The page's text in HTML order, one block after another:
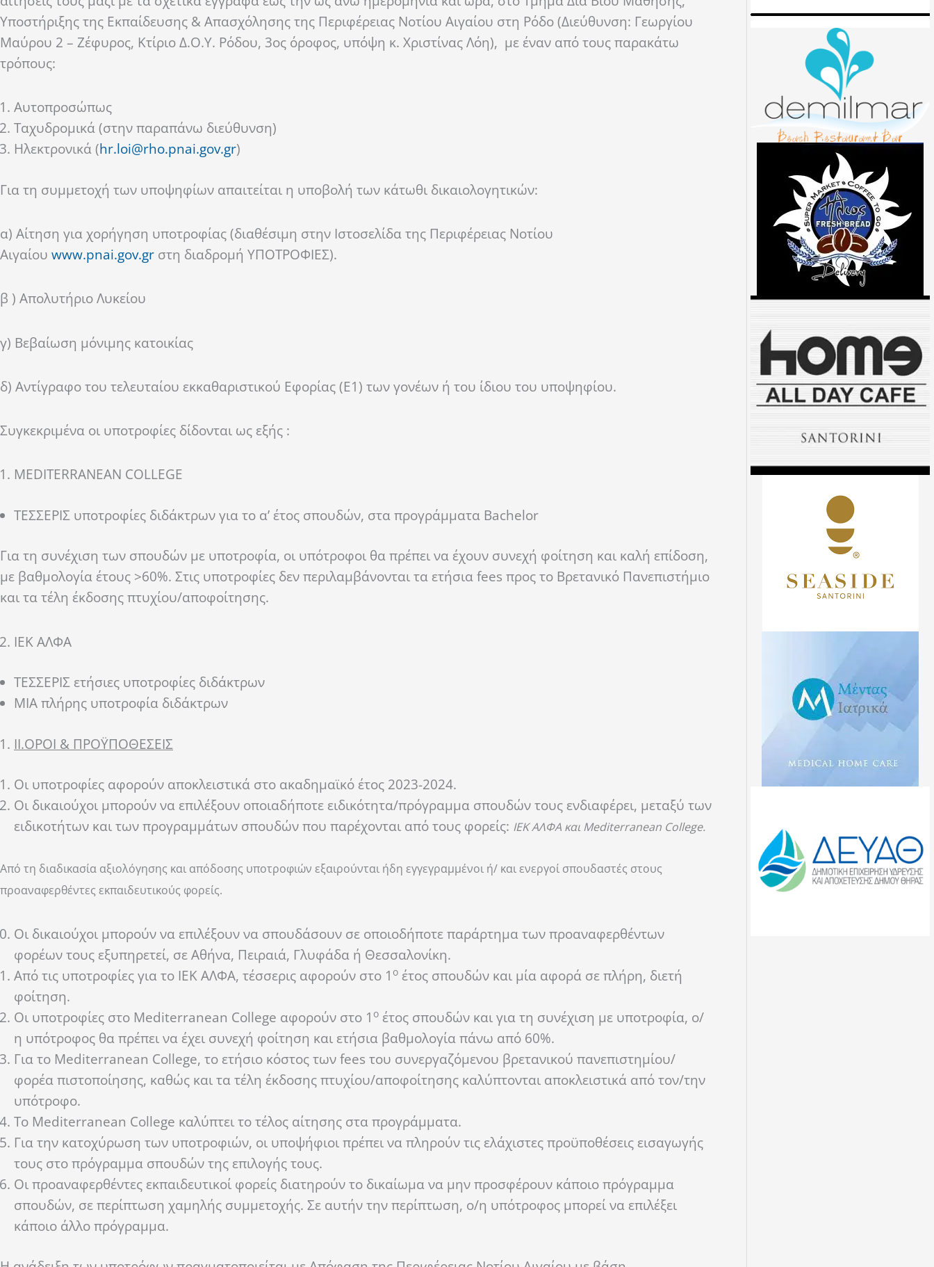
Υποστήριξης της Εκπαίδευσης & Απασχόλησης της Περιφέρειας Νοτίου Αιγαίου στη Ρόδο (Διεύθυνση: Γεωργίου
Μαύρου 2 – Ζέφυρος, Κτίριο Δ.Ο.Υ. Ρόδου, 3ος όροφος, υπόψη κ. Χριστίνας Λόη), με έναν από τους παρακάτω
τρόπους:
Αυτοπροσώπως
Ταχυδρομικά (στην παραπάνω διεύθυνση)
Ηλεκτρονικά (hr.loi@rho.pnai.gov.gr)
Για τη συμμετοχή των υποψηφίων απαιτείται η υποβολή των κάτωθι δικαιολογητικών:
α) Aίτηση για χορήγηση υποτροφίας (διαθέσιμη στην Ιστοσελίδα της Περιφέρειας Νοτίου
Αιγαίου www.pnai.gov.gr στη διαδρομή YΠΟΤΡΟΦΙΕΣ).
β ) Απολυτήριο Λυκείου
γ) Βεβαίωση μόνιμης κατοικίας
δ) Αντίγραφο του τελευταίου εκκαθαριστικού Εφορίας (Ε1) των γονέων ή του ίδιου του υποψηφίου.
Συγκεκριμένα οι υποτροφίες δίδονται ως εξής :
MEDITERRANEAN COLLEGE
ΤΕΣΣΕΡΙΣ υποτροφίες διδάκτρων για το α’ έτος σπουδών, στα προγράμματα Bachelor
Για τη συνέχιση των σπουδών με υποτροφία, οι υπότροφοι θα πρέπει να έχουν συνεχή φοίτηση και καλή επίδοση,
με βαθμολογία έτους >60%. Στις υποτροφίες δεν περιλαμβάνονται τα ετήσια fees προς το Βρετανικό Πανεπιστήμιο
και τα τέλη έκδοσης πτυχίου/αποφοίτησης.
ΙΕΚ ΑΛΦΑ
ΤΕΣΣΕΡΙΣ ετήσιες υποτροφίες διδάκτρων
ΜΙΑ πλήρης υποτροφία διδάκτρων
II.OΡΟΙ & ΠΡΟΫΠΟΘΕΣΕΙΣ
Οι υποτροφίες αφορούν αποκλειστικά στο ακαδημαϊκό έτος 2023-2024.
Οι δικαιούχοι μπορούν να επιλέξουν οποιαδήποτε ειδικότητα/πρόγραμμα σπουδών τους ενδιαφέρει, μεταξύ των
ειδικοτήτων και των προγραμμάτων σπουδών που παρέχονται από τους φορείς: ΙΕΚ ΑΛΦΑ καιMediterranean College.
Από τη διαδικασία αξιολόγησης και απόδοσης υποτροφιών εξαιρούνται ήδη εγγεγραμμένοι ή/ και ενεργοί σπουδαστές στους
προαναφερθέντες εκπαιδευτικούς φορείς.
Οι δικαιούχοι μπορούν να επιλέξουν να σπουδάσουν σε οποιοδήποτε παράρτημα των προαναφερθέντων
φορέων τους εξυπηρετεί, σε Αθήνα, Πειραιά, Γλυφάδα ή Θεσσαλονίκη.
Από τις υποτροφίες για το ΙΕΚ ΑΛΦΑ, τέσσερις αφορούν στο 1 ο έτος σπουδών και μία αφορά σε πλήρη, διετή
φοίτηση.
Οι υποτροφίες στο Mediterranean College αφορούν στο 1 ο έτος σπουδών και για τη συνέχιση με υποτροφία, ο/
η υπότροφος θα πρέπει να έχει συνεχή φοίτηση και ετήσια βαθμολογία πάνω από 60%.
Για το Mediterranean College, τo ετήσιο κόστος των fees του συνεργαζόμενου βρετανικού πανεπιστημίου/
φορέα πιστοποίησης, καθώς και τα τέλη έκδοσης πτυχίου/αποφοίτησης καλύπτονται αποκλειστικά από τον/την
υπότροφο.
Το Mediterranean College καλύπτει το τέλος αίτησης στα προγράμματα.
Για την κατοχύρωση των υποτροφιών, οι υποψήφιοι πρέπει να πληρούν τις ελάχιστες προϋποθέσεις εισαγωγής
τους στο πρόγραμμα σπουδών της επιλογής τους.
Οι προαναφερθέντες εκπαιδευτικοί φορείς διατηρούν το δικαίωμα να μην προσφέρουν κάποιο πρόγραμμα
σπουδών, σε περίπτωση χαμηλής συμμετοχής. Σε αυτήν την περίπτωση, ο/η υπότροφος μπορεί να επιλέξει
κάποιο άλλο πρόγραμμα.